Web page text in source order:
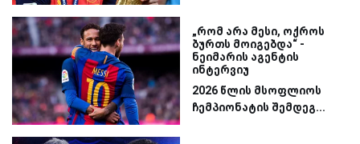
„რომ არა მესი, ოქროს
ბურთს მოიგებდა“ -
ნეიმარის აგენტის
ინტერვიუ
2026 წლის მსოფლიოს
ჩემპიონატის შემდეგ...